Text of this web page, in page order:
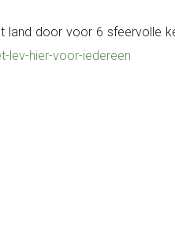
land door voor 6 sfeervolle
lev-hier-voor-iedereen